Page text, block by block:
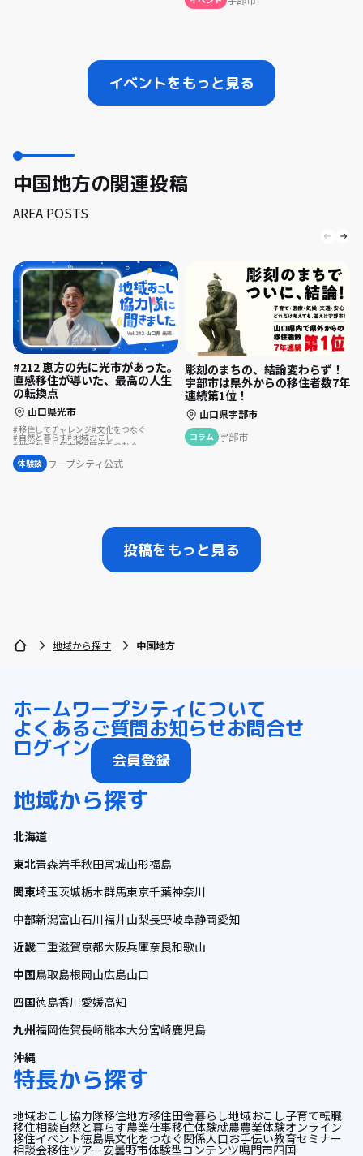
イベントをもっと見る
中国地方の関連投稿
AREA POSTS
#212 恵方の先に光市があった。
直感移住が導いた、最高の人生
の転換点
山口県光市
移住してチャレンジ 文化をつなぐ
自然と暮らす 地域おこし
地域おこし協力隊 歴史をつむぐ
地域を活性化
地域おこし協力隊に聞いてみた
体験談 ワープシティ公式
彫刻のまちの、結論変わらず！
宇部市は県外からの移住者数7年
連続第1位！
山口県宇部市
コラム 宇部市
投稿をもっと見る
地域から探す 中国地方
ホームワープシティについて
よくあるご質問お知らせお問合せ
ログイン 会員登録
地域から探す
北海道
東北青森岩手秋田宮城山形福島
関東埼玉茨城栃木群馬東京千葉神奈川
中部新潟富山石川福井山梨長野岐阜静岡愛知
近畿三重滋賀京都大阪兵庫奈良和歌山
中国鳥取島根岡山広島山口
四国徳島香川愛媛高知
九州福岡佐賀長崎熊本大分宮崎鹿児島
沖縄
特長から探す
地域おこし協力隊移住地方移住田舎暮らし地域おこし子育て転職
移住相談自然と暮らす農業仕事移住体験就農農業体験オンライン
移住イベント徳島県文化をつなぐ関係人口お手伝い教育セミナー
相談会移住ツアー安曇野市体験型コンテンツ鳴門市四国